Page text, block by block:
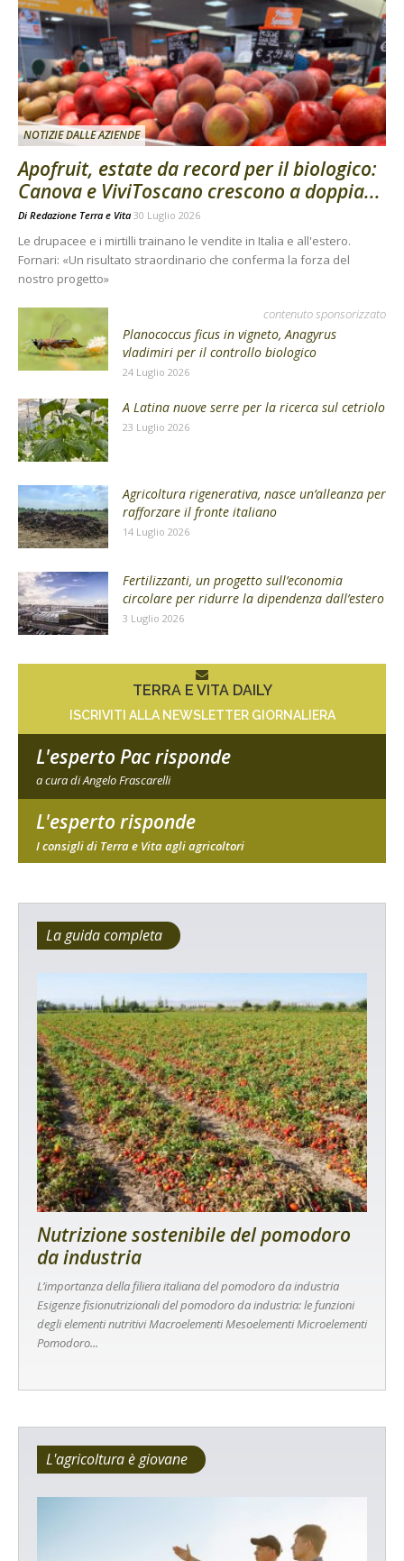
NOTIZIE DALLE AZIENDE
Apofruit, estate da record per il biologico:
Canova e ViviToscano crescono a doppia...
Di Redazione Terra e Vita 30 Luglio 2026
Le drupacee e i mirtilli trainano le vendite in Italia e all'estero.
Fornari: «Un risultato straordinario che conferma la forza del
nostro progetto»
contenuto sponsorizzato
Planococcus ficus in vigneto, Anagyrus
vladimiri per il controllo biologico
24 Luglio 2026
A Latina nuove serre per la ricerca sul cetriolo
23 Luglio 2026
Agricoltura rigenerativa, nasce un’alleanza per
rafforzare il fronte italiano
14 Luglio 2026
Fertilizzanti, un progetto sull’economia
circolare per ridurre la dipendenza dall’estero
3 Luglio 2026
TERRA E VITA DAILY
ISCRIVITI ALLA NEWSLETTER GIORNALIERA
L'esperto Pac risponde
a cura di Angelo Frascarelli
L'esperto risponde
I consigli di Terra e Vita agli agricoltori
La guida completa
Nutrizione sostenibile del pomodoro
da industria
L’importanza della filiera italiana del pomodoro da industria
Esigenze fisionutrizionali del pomodoro da industria: le funzioni
degli elementi nutritivi Macroelementi Mesoelementi Microelementi
Pomodoro...
L'agricoltura è giovane